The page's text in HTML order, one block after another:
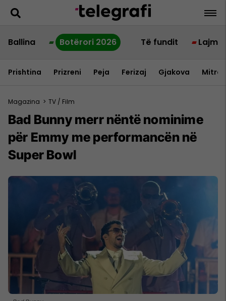
Ballina Botërori 2026 Të fundit Lajme
Prishtina Prizreni Peja Ferizaj Gjakova
Magazina > TV / Film
Bad Bunny merr nëntë nominime
për Emmy me performancën në
Super Bowl